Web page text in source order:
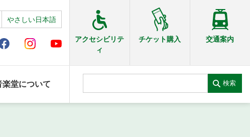
やさしい日本語
アクセシビリテ
ィ
チケット購入 交通案内
楽堂について 検索